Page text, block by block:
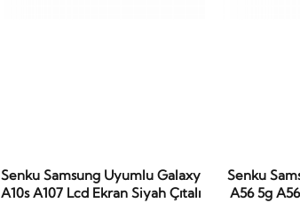
Sepete Ekle
Senku Samsung Uyumlu Galaxy
A10s A107 Lcd Ekran Siyah Çıtalı
Senku
A56 5g